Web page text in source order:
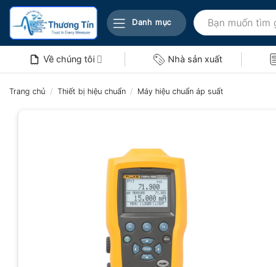
Bỏ
nội
Danh mục
Tìm
kiếm:
Về chúng tôi Nhà sản xuất
Trang chủ / Thiết bị hiệu chuẩn / Máy hiệu chuẩn áp suất